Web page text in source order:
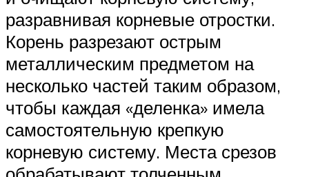
разравнивая корневые отростки.
Корень разрезают острым
металлическим предметом на
несколько частей таким образом,
чтобы каждая «деленка» имела
самостоятельную крепкую
корневую систему. Места срезов